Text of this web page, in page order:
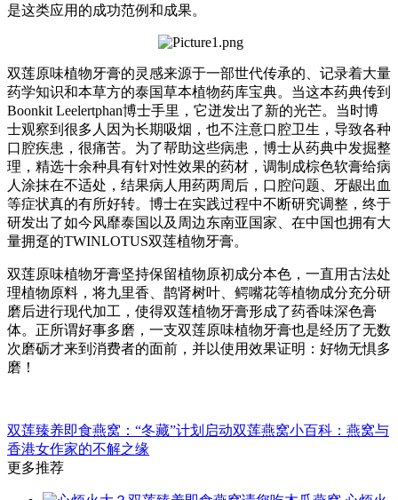
是这类应用的成功范例和成果。
双莲原味植物牙膏的灵感来源于一部世代传承的、记录着大量
药学知识和本草方的泰国草本植物药库宝典。当这本药典传到
Boonkit Leelertphan博士手里，它迸发出了新的光芒。当时博
士观察到很多人因为长期吸烟，也不注意口腔卫生，导致各种
口腔疾患，很痛苦。为了帮助这些病患，博士从药典中发掘整
理，精选十余种具有针对性效果的药材，调制成棕色软膏给病
人涂抹在不适处，结果病人用药两周后，口腔问题、牙龈出血
等症状真的有所好转。博士在实践过程中不断研究调整，终于
研发出了如今风靡泰国以及周边东南亚国家、在中国也拥有大
量拥趸的TWINLOTUS双莲植物牙膏。
双莲原味植物牙膏坚持保留植物原初成分本色，一直用古法处
理植物原料，将九里香、鹊肾树叶、鳄嘴花等植物成分充分研
磨后进行现代加工，使得双莲植物牙膏形成了药香味深色膏
体。正所谓好事多磨，一支双莲原味植物牙膏也是经历了无数
次磨砺才来到消费者的面前，并以使用效果证明：好物无惧多
磨！
双莲臻养即食燕窝：“冬藏”计划启动双莲燕窝小百科：燕窝与
香港女作家的不解之缘
更多推荐